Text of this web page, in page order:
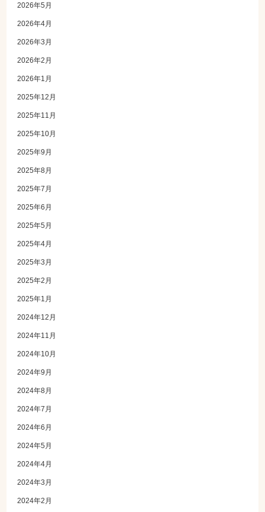
2026年5月
2026年4月
2026年3月
2026年2月
2026年1月
2025年12月
2025年11月
2025年10月
2025年9月
2025年8月
2025年7月
2025年6月
2025年5月
2025年4月
2025年3月
2025年2月
2025年1月
2024年12月
2024年11月
2024年10月
2024年9月
2024年8月
2024年7月
2024年6月
2024年5月
2024年4月
2024年3月
2024年2月